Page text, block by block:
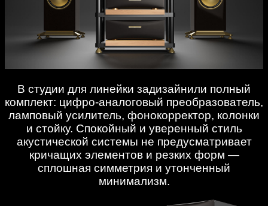
В студии для линейки задизайнили полный
комплект: цифро-аналоговый преобразователь,
ламповый усилитель, фонокорректор, колонки
и стойку. Спокойный и уверенный стиль
акустической системы не предусматривает
кричащих элементов и резких форм —
сплошная симметрия и утонченный
минимализм.